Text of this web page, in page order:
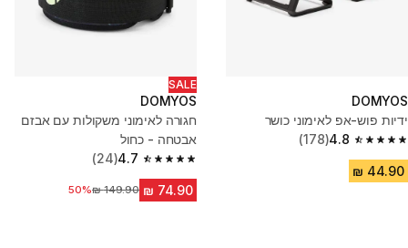
DOMYOS
ידיות פוש-אפ לאימוני כושר
4.8
4.8 out of 5 stars from 178 reviews
(178)
SALE
DOMYOS
חגורה לאימוני משקולות עם אבזם
אבטחה - כחול
4.7
4.7 out of 5 stars from 24 reviews
(24)
מחיר לפני הנחה‏149.90 ₪
50%